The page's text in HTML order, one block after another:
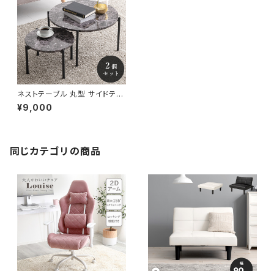
ネストテーブル 丸型 サイドテー
ブル ローテーブル ナイトテーブ
ル コーヒーテーブル
¥9,000
同じカテゴリの商品